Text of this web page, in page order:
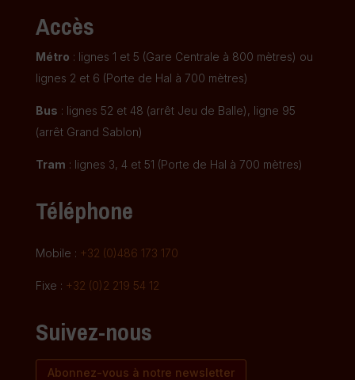
Accès
Métro : lignes 1 et 5 (Gare Centrale à 800 mètres) ou
lignes 2 et 6 (Porte de Hal à 700 mètres)
Bus : lignes 52 et 48 (arrêt Jeu de Balle), ligne 95
(arrêt Grand Sablon)
Tram : lignes 3, 4 et 51 (Porte de Hal à 700 mètres)
Téléphone
Mobile : +32 (0)486 173 170
Fixe : +32 (0)2 219 54 12
Suivez-nous
Abonnez-vous à notre newsletter